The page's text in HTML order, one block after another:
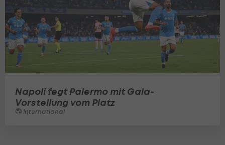
Napoli fegt Palermo mit Gala-
Vorstellung vom Platz
International